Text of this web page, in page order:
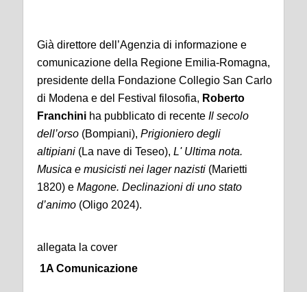
Già direttore dell’Agenzia di informazione e
comunicazione della Regione Emilia-Romagna,
presidente della Fondazione Collegio San Carlo
di Modena e del Festival filosofia, Roberto
Franchini ha pubblicato di recente Il secolo
dell’orso (Bompiani), Prigioniero degli
altipiani (La nave di Teseo), L' Ultima nota.
Musica e musicisti nei lager nazisti (Marietti
1820) e Magone. Declinazioni di uno stato
d’animo (Oligo 2024).
allegata la cover
1A Comunicazione